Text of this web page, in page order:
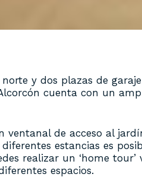
y dos plazas de
cuenta con un
ventanal de acceso al
estancias es
realizar un ‘home tour’
espacios.